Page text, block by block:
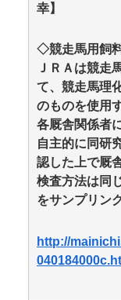
幸】
◇競走馬用飼
ＪＲＡは競走
て、競走馬理
のものを使用
各厩舎関係者
自主的に同研
認した上で厩
検査方法は同
をサンプリン
http://